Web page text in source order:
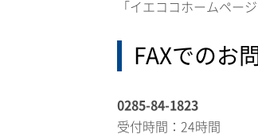
「イエココホームページ
FAXでのお
0285-84-1823
受付時間：24時間